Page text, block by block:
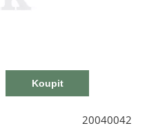
20040042